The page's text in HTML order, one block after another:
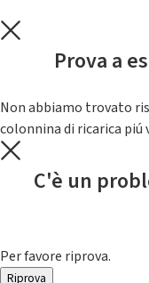
Prova a
Non abbiamo trovato
colonnina di ricarica
C'è un
Per favore riprova.
Riprova